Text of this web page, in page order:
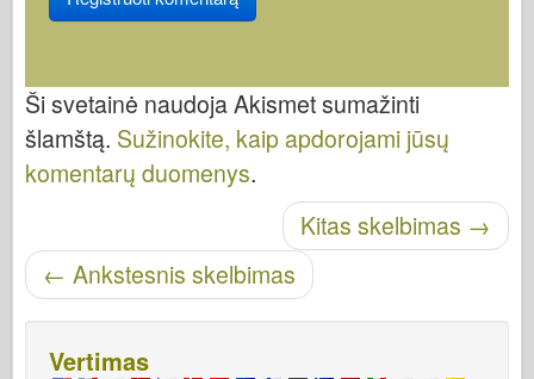
Ši svetainė naudoja Akismet sumažinti
šlamštą. Sužinokite, kaip apdorojami jūsų
komentarų duomenys.
Kitas skelbimas →
← Ankstesnis skelbimas
Vertimas